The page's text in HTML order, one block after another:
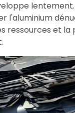
l'aluminium
ressources et